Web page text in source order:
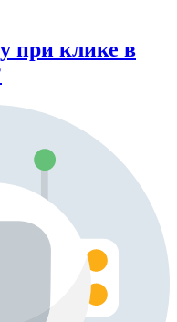
при клике в